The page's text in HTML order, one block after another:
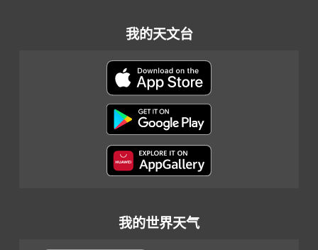
我的天文台
我的世界天气